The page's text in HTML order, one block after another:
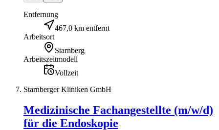
Entfernung
467,0 km entfernt
Arbeitsort
Starnberg
Arbeitszeitmodell
Vollzeit
Starnberger Kliniken GmbH
Medizinische Fachangestellte (m/w/d)
für die Endoskopie